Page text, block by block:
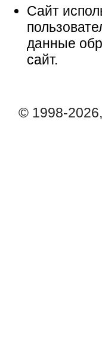
Сайт
данные
сайт.
© 1998-2026,